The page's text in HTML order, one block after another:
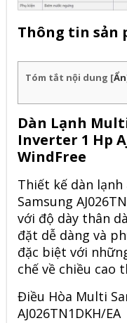
Thông tin sản
Tóm tắt nội dung [Ẩn
Dàn Lạnh
Inverter 1 Hp
WindFree
Thiết kế dàn
Samsung
với độ dày thân
đặt dễ dàng và
đặc biệt với
chế về chiều cao
Điều Hòa Multi
AJ026TN1DKH/EA